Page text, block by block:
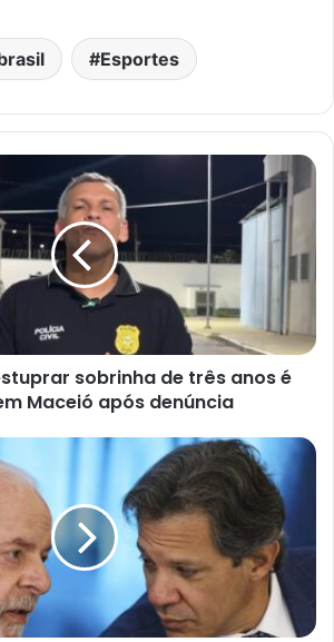
Esportes
sobrinha de três anos é
Maceió após denúncia